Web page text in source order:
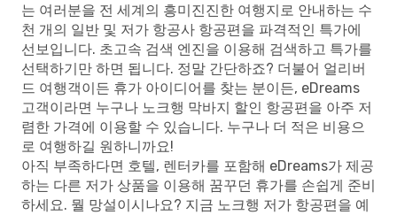
는 여러분을 전 세계의 흥미진진한 여행지로 안내하는 수
천 개의 일반 및 저가 항공사 항공편을 파격적인 특가에
선보입니다. 초고속 검색 엔진을 이용해 검색하고 특가를
선택하기만 하면 됩니다. 정말 간단하죠? 더불어 얼리버
드 여행객이든 휴가 아이디어를 찾는 분이든, eDreams
고객이라면 누구나 노크행 막바지 할인 항공편을 아주 저
렴한 가격에 이용할 수 있습니다. 누구나 더 적은 비용으
로 여행하길 원하니까요!
아직 부족하다면 호텔, 렌터카를 포함해 eDreams가 제공
하는 다른 저가 상품을 이용해 꿈꾸던 휴가를 손쉽게 준비
하세요. 뭘 망설이시나요? 지금 노크행 저가 항공편을 예